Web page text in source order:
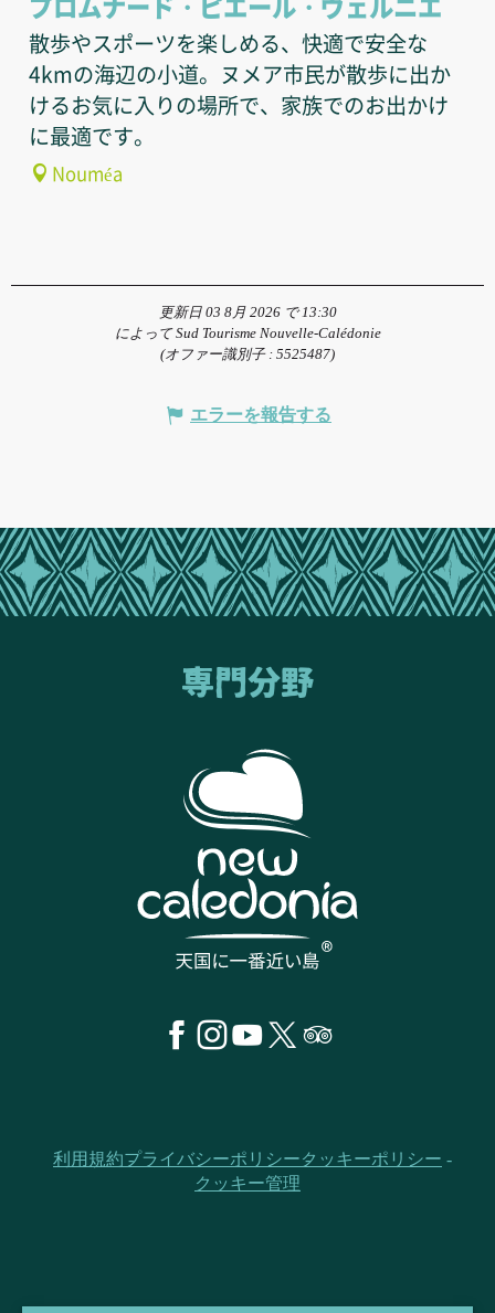
プロムナード・ピエール・ヴェルニエ
散歩やスポーツを楽しめる、快適で安全な
4kmの海辺の小道。ヌメア市民が散歩に出か
けるお気に入りの場所で、家族でのお出かけ
に最適です。
Nouméa
更新日 03 8月 2026 で 13:30
によって Sud Tourisme Nouvelle-Calédonie
(オファー識別子 : 5525487)
エラーを報告する
専門分野
利用規約プライバシーポリシークッキーポリシー
クッキー管理